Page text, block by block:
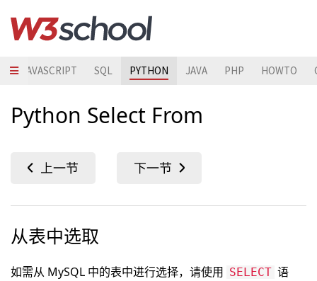
JAVASCRIPT SQL PYTHON JAVA PHP HOWTO
Python Select From
从表中选取
如需从 MySQL 中的表中进行选择，请使用 SELECT 语